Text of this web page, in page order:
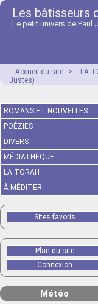
Les bâtisseurs
Le petit univers de Paul
Accueil du site > LA
Justes)
ROMANS ET NOUVELLES
POÉZIES
DIVERS
MÉDIATHÈQUE
LA TORAH
À MÉDITER
Sites favoris
Plan du site
Connexion
Météo